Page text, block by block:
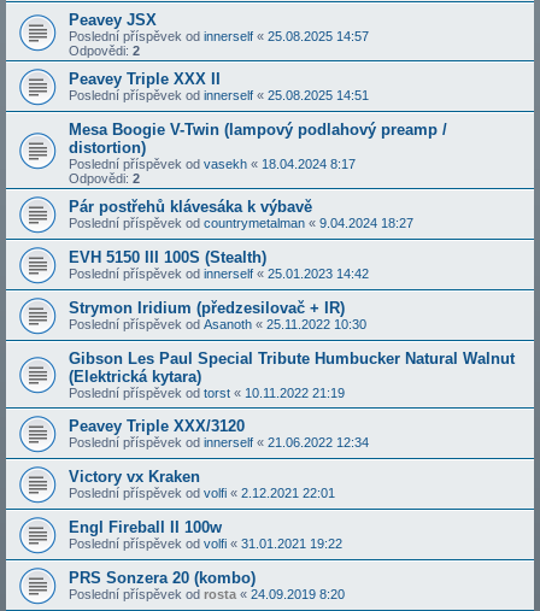
Peavey JSX
Poslední příspěvek od innerself « 25.08.2025 14:57
Odpovědi: 2
Peavey Triple XXX II
Poslední příspěvek od innerself « 25.08.2025 14:51
Mesa Boogie V-Twin (lampový podlahový preamp /
distortion)
Poslední příspěvek od vasekh « 18.04.2024 8:17
Odpovědi: 2
Pár postřehů klávesáka k výbavě
Poslední příspěvek od countrymetalman « 9.04.2024 18:27
EVH 5150 III 100S (Stealth)
Poslední příspěvek od innerself « 25.01.2023 14:42
Strymon Iridium (předzesilovač + IR)
Poslední příspěvek od Asanoth « 25.11.2022 10:30
Gibson Les Paul Special Tribute Humbucker Natural Walnut
(Elektrická kytara)
Poslední příspěvek od torst « 10.11.2022 21:19
Peavey Triple XXX/3120
Poslední příspěvek od innerself « 21.06.2022 12:34
Victory vx Kraken
Poslední příspěvek od volfi « 2.12.2021 22:01
Engl Fireball II 100w
Poslední příspěvek od volfi « 31.01.2021 19:22
PRS Sonzera 20 (kombo)
Poslední příspěvek od rosta « 24.09.2019 8:20